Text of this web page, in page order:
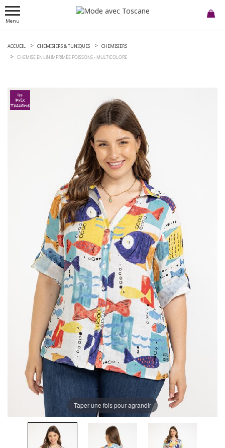
Menu
ACCUEIL CHEMISIERS & TUNIQUES
CHEMISIERS
CHEMISE EN LIN IMPRIMÉE POISSONS - MULTICOLORE
Taper une fois pour agrandir